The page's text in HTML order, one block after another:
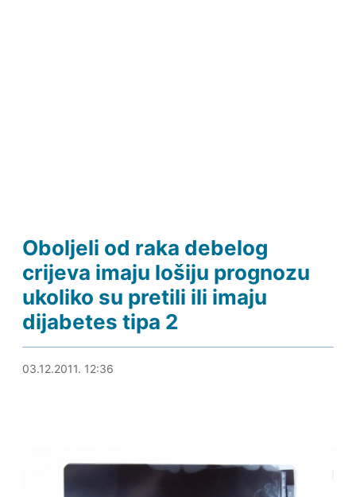
Oboljeli od raka debelog
crijeva imaju lošiju prognozu
ukoliko su pretili ili imaju
dijabetes tipa 2
03.12.2011. 13:09
03.12.2011. 12:36